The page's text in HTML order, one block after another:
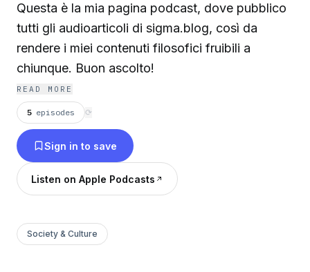
Questa è la mia pagina podcast, dove pubblico
tutti gli audioarticoli di sigma.blog, così da
rendere i miei contenuti filosofici fruibili a
chiunque. Buon ascolto!
READ MORE
5 episodes ⟳
Sign in to save
Listen on Apple Podcasts
Society & Culture